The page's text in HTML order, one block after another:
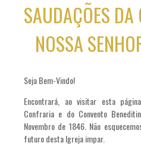
SAUDAÇÕES
NOSSA
Seja Bem-Vindo!
Encontrará, ao visitar esta
Confraria e do Convento
Novembro de 1846. Não
futuro desta Igreja impar.